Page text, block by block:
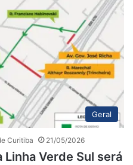
Geral
Curitiba 21/05/2026
Verde Sul será